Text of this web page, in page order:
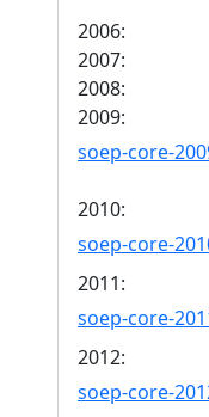
2006:
2007:
2008:
2009:
soep-core-
2010:
soep-core-
2011:
soep-core-
2012:
soep-core-